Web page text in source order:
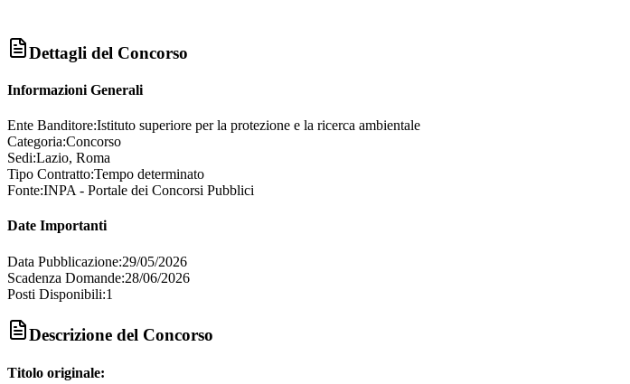
Dettagli del Concorso
Informazioni Generali
Ente Banditore:Istituto superiore per la protezione e la ricerca ambientale
Categoria:Concorso
Sedi:Lazio, Roma
Tipo Contratto:Tempo determinato
Fonte:INPA - Portale dei Concorsi Pubblici
Date Importanti
Data Pubblicazione:29/05/2026
Scadenza Domande:28/06/2026
Posti Disponibili:1
Descrizione del Concorso
Titolo originale: